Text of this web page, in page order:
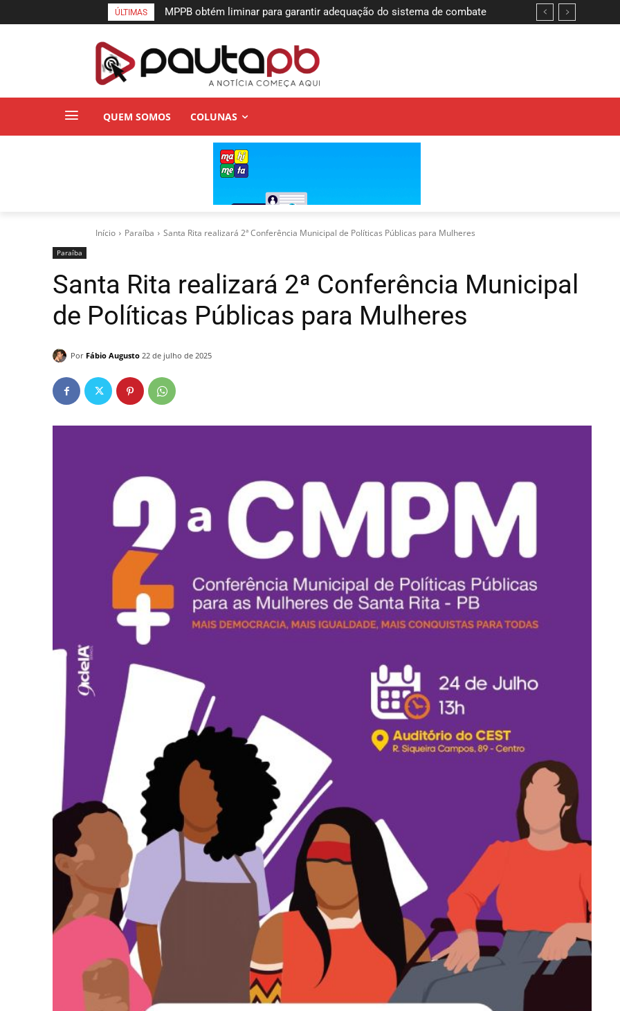
ÚLTIMAS
MPPB obtém liminar para garantir adequação do sistema de combate
QUEM SOMOS COLUNAS
Início Paraí­ba Santa Rita realizará 2ª Conferência Municipal de Políticas Públicas para Mulheres
Paraí­ba
Santa Rita realizará 2ª Conferência Municipal
de Políticas Públicas para Mulheres
Por Fábio Augusto 22 de julho de 2025